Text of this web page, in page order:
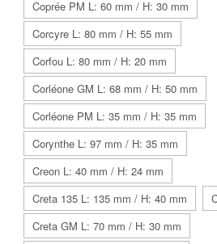
Coprée PM L: 60 mm / H: 30 mm
Corcyre L: 80 mm / H: 55 mm
Corfou L: 80 mm / H: 20 mm
Corléone GM L: 68 mm / H: 50 mm
Corléone PM L: 35 mm / H: 35 mm
Corynthe L: 97 mm / H: 35 mm
Creon L: 40 mm / H: 24 mm
Creta 135 L: 135 mm / H: 40 mm
Creta GM L: 70 mm / H: 30 mm